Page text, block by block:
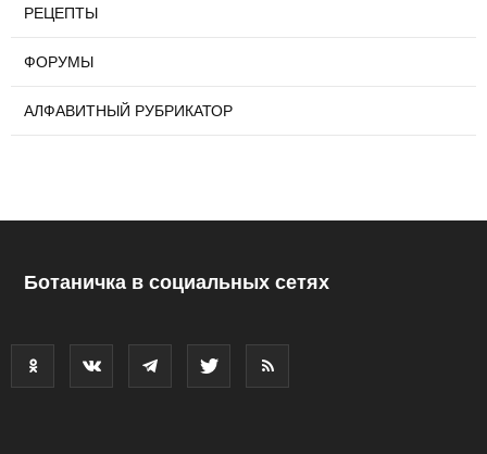
РЕЦЕПТЫ
ФОРУМЫ
АЛФАВИТНЫЙ РУБРИКАТОР
Ботаничка в социальных сетях